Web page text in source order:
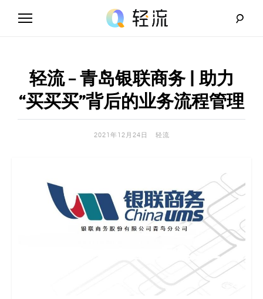
流
_
A
代
轻流 – 青岛银联商务 | 助力
“买买买”背后的业务流程管理
2021年12月24日 轻流